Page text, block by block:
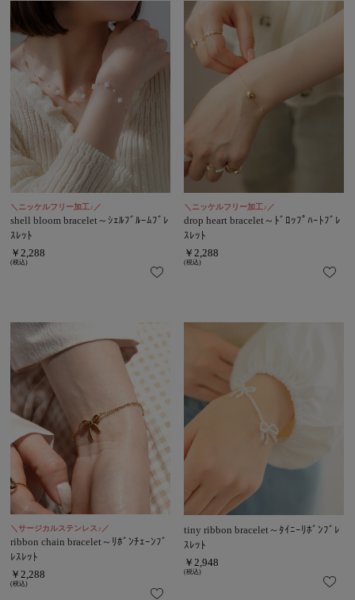
＼ニッケルフリー加工♪／
shell bloom bracelet～ｼｪﾙﾌﾞﾙｰﾑﾌﾞﾚ
ｽﾚｯﾄ
￥2,288
(税込)
＼ニッケルフリー加工♪／
drop heart bracelet～ﾄﾞﾛｯﾌﾟﾊｰﾄﾌﾞﾚ
ｽﾚｯﾄ
￥2,288
(税込)
＼サージカルステンレス♪／
ribbon chain bracelet～ﾘﾎﾞﾝﾁｪｰﾝﾌﾞ
ﾚｽﾚｯﾄ
￥2,288
(税込)
tiny ribbon bracelet～ﾀｲﾆｰﾘﾎﾞﾝﾌﾞﾚ
ｽﾚｯﾄ
￥2,948
(税込)